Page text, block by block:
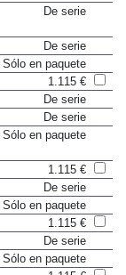
De serie
De serie
Sólo en paquete
1.115 €
De serie
De serie
1.115 €
De serie
Sólo en paquete
1.115 €
De serie